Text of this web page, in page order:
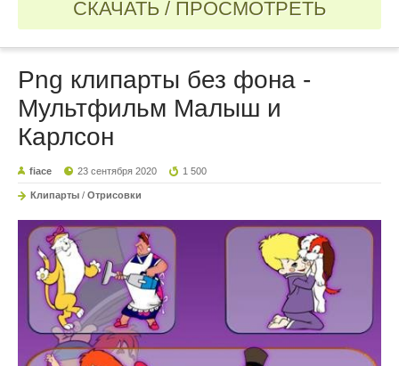
СКАЧАТЬ / ПРОСМОТРЕТЬ
Png клипарты без фона -
Мультфильм Малыш и
Карлсон
fiace 23 сентября 2020 1 500
Клипарты / Отрисовки